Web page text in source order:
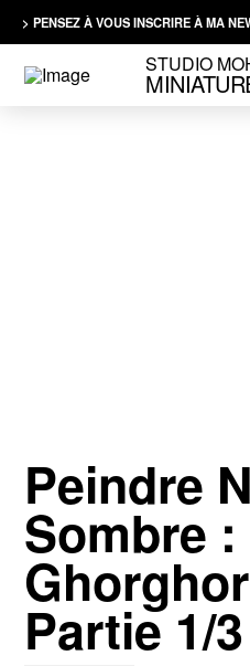
> PENSEZ À VOUS INSCRIRE À MA
STUDIO
Peindre
Sombre :
Partie 1/3